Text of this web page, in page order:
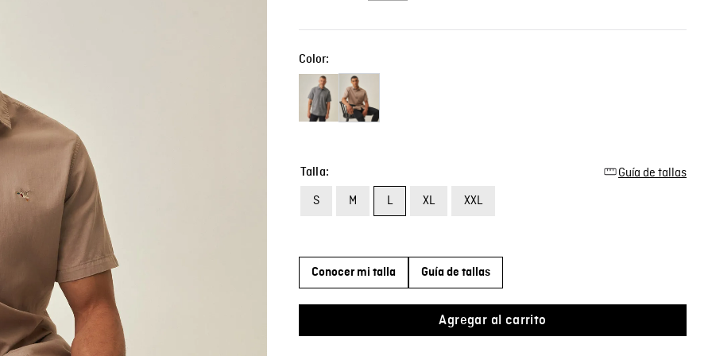
Color:
Guía de tallas
Talla
S M L XL XXL
Conocer mi talla Guía de tallas
Agregar al carrito